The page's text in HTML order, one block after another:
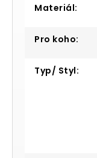
Materiál:
Pro koho:
Typ/ Styl: